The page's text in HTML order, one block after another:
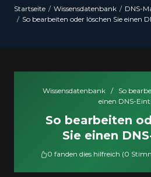
Startseite Wissensdatenbank
DNS-
So bearbeiten oder löschen Sie einen
Wissensdatenbank /
So
einen DNS-
So bearbeiten
Sie einen
0 fanden dies hilfreich (0